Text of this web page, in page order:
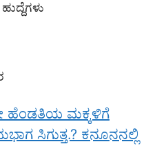
ಹೆಂಡತಿಯ ಮಕ್ಕಳಿಗೆ
ಸಿಗುತ್ತ.? ಕನೂನನಲ್ಲಿ